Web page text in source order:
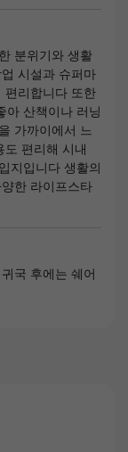
분위기와 생활
시설과 슈퍼마
편리합니다 또한
아 산책이나 러닝
가까이에서 느
도 편리해 시내
지입니다 생활의
한 라이프스타
국 후에는 쉐어